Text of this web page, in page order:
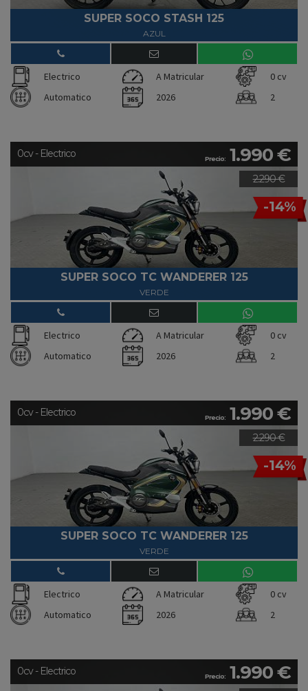
SUPER SOCO STASH 125
AZUL
Electrico A Matricular
0 cv
Automatico
2026 2
Precio: 1.990 €
2.290 €
-14%
0cv - Electrico
SUPER SOCO TC WANDERER 125
VERDE
Electrico A Matricular
0 cv
Automatico
2026 2
Precio: 1.990 €
2.290 €
-14%
0cv - Electrico
SUPER SOCO TC WANDERER 125
VERDE
Electrico A Matricular
0 cv
Automatico
2026 2
Precio: 1.990 €
0cv - Electrico